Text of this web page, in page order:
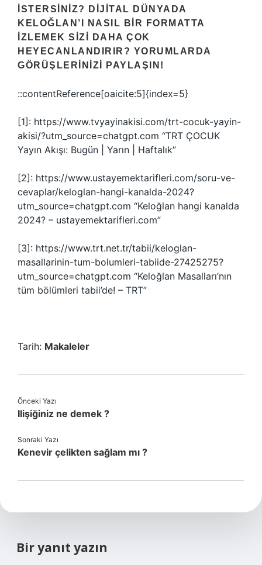
ISTERSINIZ? DIJITAL DÜNYADA
KELOĞLAN’I NASIL BIR FORMATTA
IZLEMEK SIZI DAHA ÇOK
HEYECANLANDIRIR? YORUMLARDA
GÖRÜŞLERINIZI PAYLAŞIN!
::contentReference[oaicite:5]{index=5}
[1]: https://www.tvyayinakisi.com/trt-cocuk-yayin-
akisi/?utm_source=chatgpt.com “TRT ÇOCUK
Yayın Akışı: Bugün | Yarın | Haftalık”
[2]: https://www.ustayemektarifleri.com/soru-ve-
cevaplar/keloglan-hangi-kanalda-2024?
utm_source=chatgpt.com “Keloğlan hangi kanalda
2024? – ustayemektarifleri.com”
[3]: https://www.trt.net.tr/tabii/keloglan-
masallarinin-tum-bolumleri-tabiide-27425275?
utm_source=chatgpt.com “Keloğlan Masalları’nın
tüm bölümleri tabii’de! – TRT”
Tarih: Makaleler
Önceki Yazı
Ilişiğiniz ne demek ?
Sonraki Yazı
Kenevir çelikten sağlam mı ?
Bir yanıt yazın